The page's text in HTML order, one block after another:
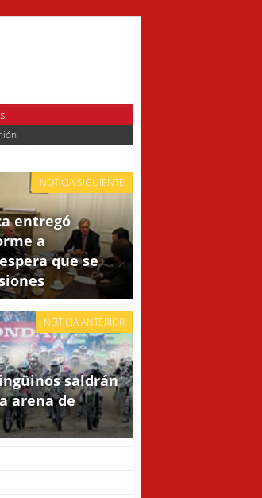
NOTICIA SIGUIENTE
entregó
a
que se
NOTICIA ANTERIOR
saldrán
arena de